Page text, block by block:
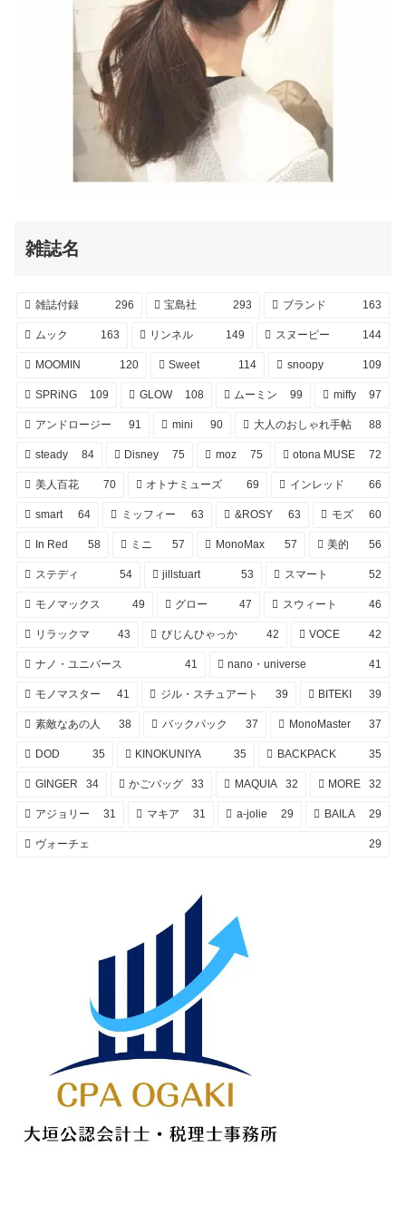
雑誌名
雑誌付録 296 宝島社 293 ブランド 163
ムック 163 リンネル 149 スヌーピー 144
MOOMIN 120 Sweet 114 snoopy 109
SPRiNG 109 GLOW 108 ムーミン 99 miffy 97
アンドロージー 91 mini 90 大人のおしゃれ手帖 88
steady 84 Disney 75 moz 75 otona MUSE 72
美人百花 70 オトナミューズ 69 インレッド 66
smart 64 ミッフィー 63 &ROSY 63 モズ 60
In Red 58 ミニ 57 MonoMax 57 美的 56
ステディ 54 jillstuart 53 スマート 52
モノマックス 49 グロー 47 スウィート 46
リラックマ 43 びじんひゃっか 42 VOCE 42
ナノ・ユニバース 41 nano・universe 41
モノマスター 41 ジル・スチュアート 39 BITEKI 39
素敵なあの人 38 バックパック 37 MonoMaster 37
DOD 35 KINOKUNIYA 35 BACKPACK 35
GINGER 34 かごバッグ 33 MAQUIA 32 MORE 32
アジョリー 31 マキア 31 a-jolie 29 BAILA 29
ヴォーチェ 29